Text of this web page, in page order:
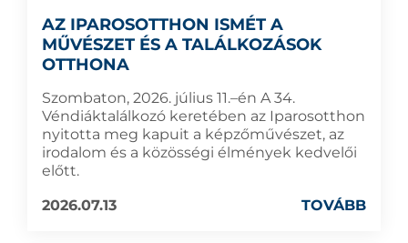
AZ IPAROSOTTHON ISMÉT A
MŰVÉSZET ÉS A TALÁLKOZÁSOK
OTTHONA
Szombaton, 2026. július 11.–én A 34.
Véndiáktalálkozó keretében az Iparosotthon
nyitotta meg kapuit a képzőművészet, az
irodalom és a közösségi élmények kedvelői
előtt.
2026.07.13
TOVÁBB